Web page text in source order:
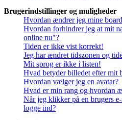
Brugerindstillinger og muligheder
Hvordan ændrer jeg mine
Hvordan forhindrer jeg at mit
online nu"?
Tiden er ikke vist korrekt!
Jeg har ændret tidszonen og
Mit sprog er ikke i listen!
Hvad betyder billedet efter mit
Hvordan vælger jeg en avatar?
Hvad er min rang og hvordan
Når jeg klikker på en brugers
logge ind?